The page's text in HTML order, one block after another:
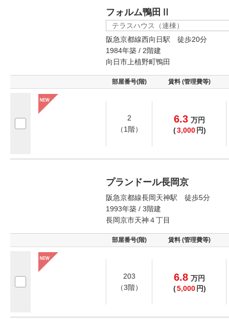
フォルム鴨田Ⅱ
テラスハウス（連棟）
阪急京都線西向日駅 徒歩20分
1984年築 / 2階建
向日市上植野町鴨田
部屋番号(階) 賃料 (管理費等)
2
（1階）
6.3 万円
(3,000 円)
プランドール長岡京
阪急京都線長岡天神駅 徒歩5分
1993年築 / 3階建
長岡京市天神４丁目
部屋番号(階) 賃料 (管理費等)
203
（3階）
6.8 万円
(5,000 円)